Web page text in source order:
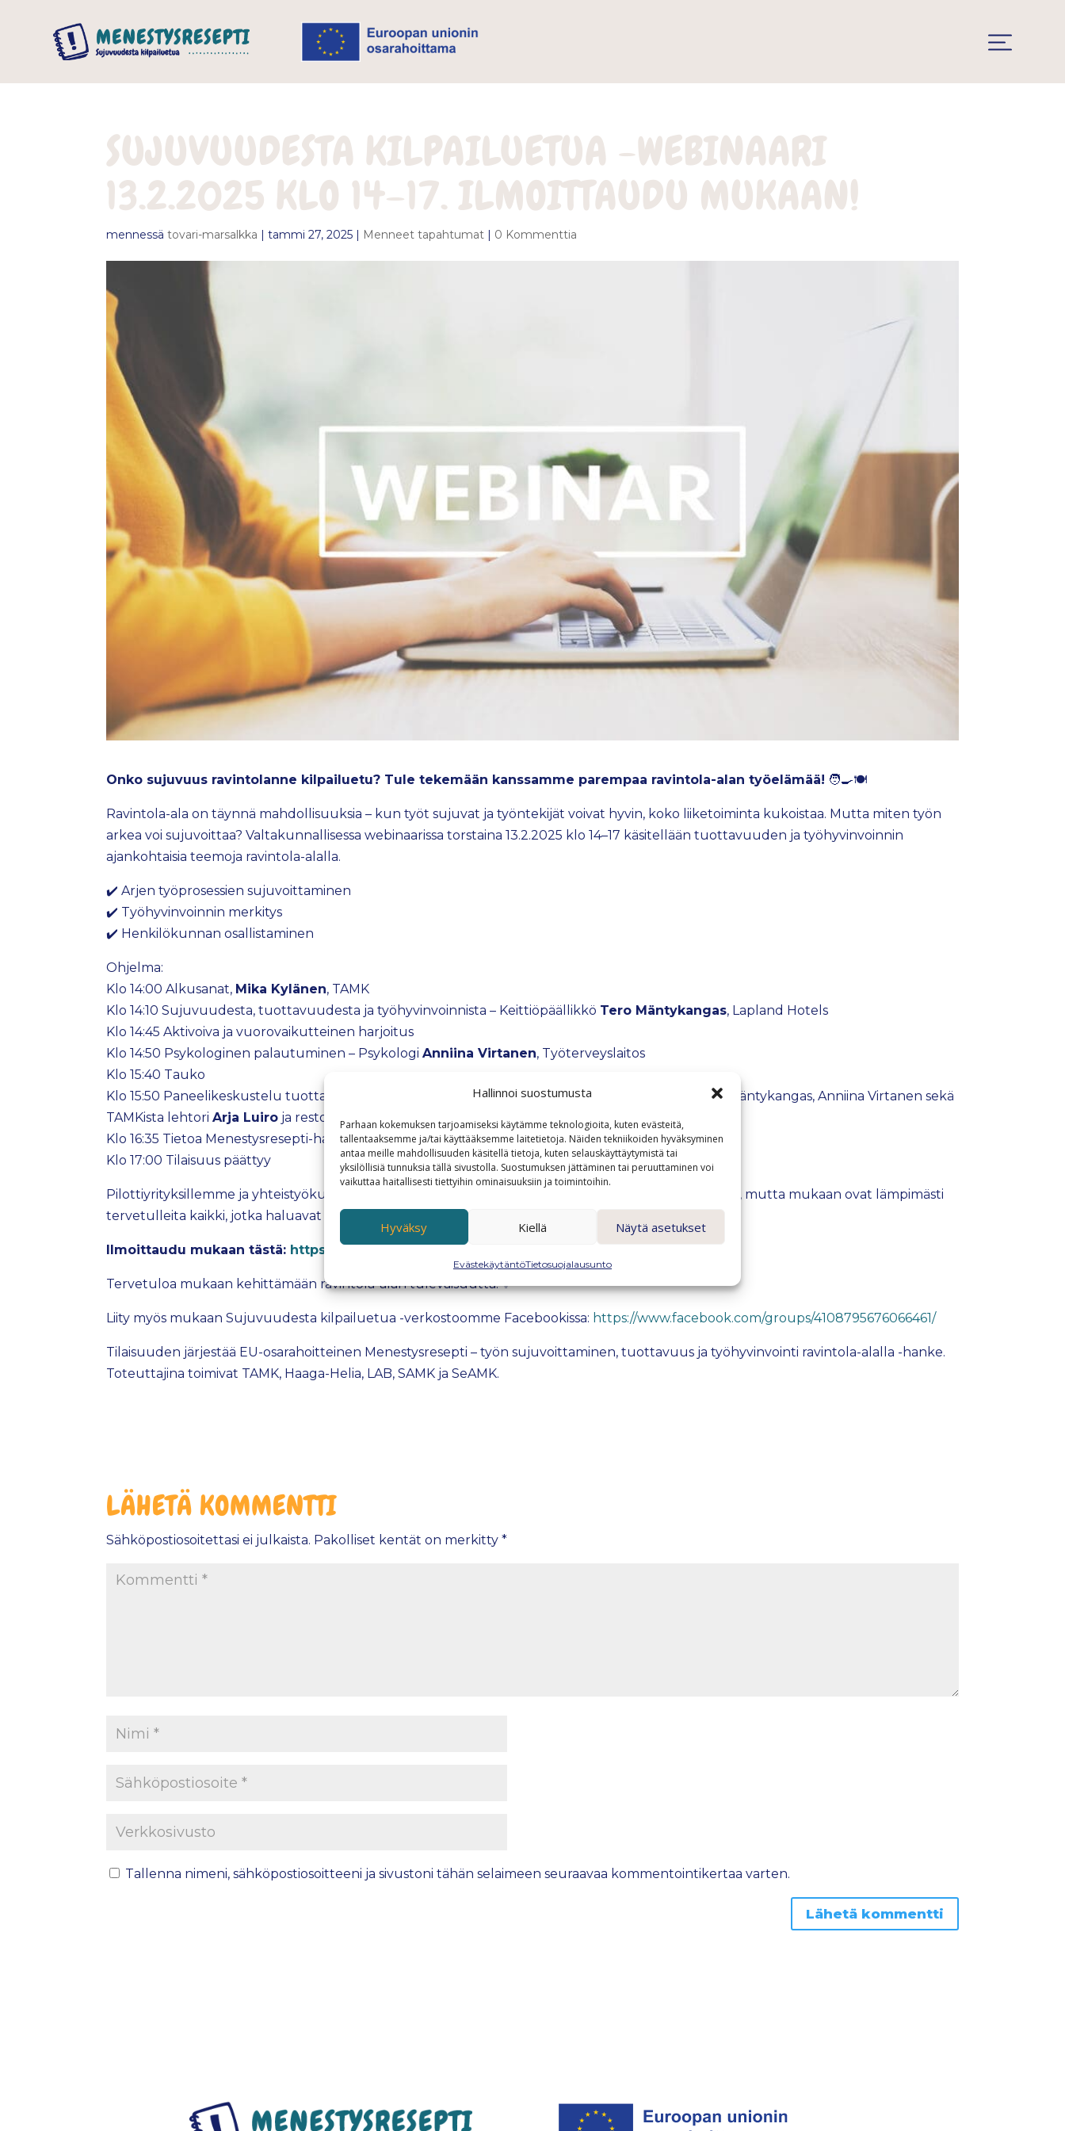
Hallinnoi suostumusta
Parhaan kokemuksen tarjoamiseksi käytämme teknologioita, kuten evästeitä,
tallentaaksemme ja/tai käyttääksemme laitetietoja. Näiden tekniikoiden hyväksyminen
antaa meille mahdollisuuden käsitellä tietoja, kuten selauskäyttäytymistä tai
yksilöllisiä tunnuksia tällä sivustolla. Suostumuksen jättäminen tai peruuttaminen voi
vaikuttaa haitallisesti tiettyihin ominaisuuksiin ja toimintoihin.
Hyväksy Kiellä Näytä asetukset
EvästekäytäntöTietosuojalausunto
SUJUVUUDESTA KILPAILUETUA -WEBINAARI
13.2.2025 KLO 14–17. ILMOITTAUDU MUKAAN!
mennessätovari-marsalkka |tammi 27, 2025 | Menneet tapahtumat | 0 Kommenttia
Onko sujuvuus ravintolanne kilpailuetu? Tule tekemään kanssamme parempaa ravintola-alan työelämää! 🧑‍🍳🍽️
Ravintola-ala on täynnä mahdollisuuksia – kun työt sujuvat ja työntekijät voivat hyvin, koko liiketoiminta kukoistaa. Mutta miten työn
arkea voi sujuvoittaa? Valtakunnallisessa webinaarissa torstaina 13.2.2025 klo 14–17 käsitellään tuottavuuden ja työhyvinvoinnin
ajankohtaisia teemoja ravintola-alalla.
✔️ Arjen työprosessien sujuvoittaminen
✔️ Työhyvinvoinnin merkitys
✔️ Henkilökunnan osallistaminen
Ohjelma:
Klo 14:00 Alkusanat, Mika Kylänen, TAMK
Klo 14:10 Sujuvuudesta, tuottavuudesta ja työhyvinvoinnista – Keittiöpäällikkö Tero Mäntykangas, Lapland Hotels
Klo 14:45 Aktivoiva ja vuorovaikutteinen harjoitus
Klo 14:50 Psykologinen palautuminen – PsykologiAnniina Virtanen, Työterveyslaitos
Klo 15:40 Tauko
Klo 15:50 Paneelikeskustelu tuottavuuden ja työhyvinvoinnin parantamisesta ravintola-alalla, Tero Mäntykangas, Anniina Virtanen sekä
TAMKista lehtoriArja Luiro ja restonomiopiskelija
Ernest Tverdohleb
Klo 16:35 Tietoa Menestysresepti-hankkeesta ja loppusanat
Klo 17:00 Tilaisuus päättyy
Pilottiyrityksillemme ja yhteistyökumppaneille tilaisuus toimii lähtölaukauksena yhteiskehittämiseen, mutta mukaan ovat lämpimästi
tervetulleita kaikki, jotka haluavat oppia ja inspiroitua!
Ilmoittaudu mukaan tästä: https://www.lyyti.in/SujuvuudestaKilpailuetua2025
Tervetuloa mukaan kehittämään ravintola-alan tulevaisuutta! ✨
Liity myös mukaan Sujuvuudesta kilpailuetua -verkostoomme Facebookissa: https://www.facebook.com/groups/4108795676066461/
Tilaisuuden järjestää EU-osarahoitteinen Menestysresepti – työn sujuvoittaminen, tuottavuus ja työhyvinvointi ravintola-alalla -hanke.
Toteuttajina toimivat TAMK, Haaga-Helia, LAB, SAMK ja SeAMK.
LÄHETÄ KOMMENTTI
Sähköpostiosoitettasi ei julkaista. Pakolliset kentät on merkitty*
Tallenna nimeni, sähköpostiosoitteeni ja sivustoni tähän selaimeen seuraavaa kommentointikertaa varten.